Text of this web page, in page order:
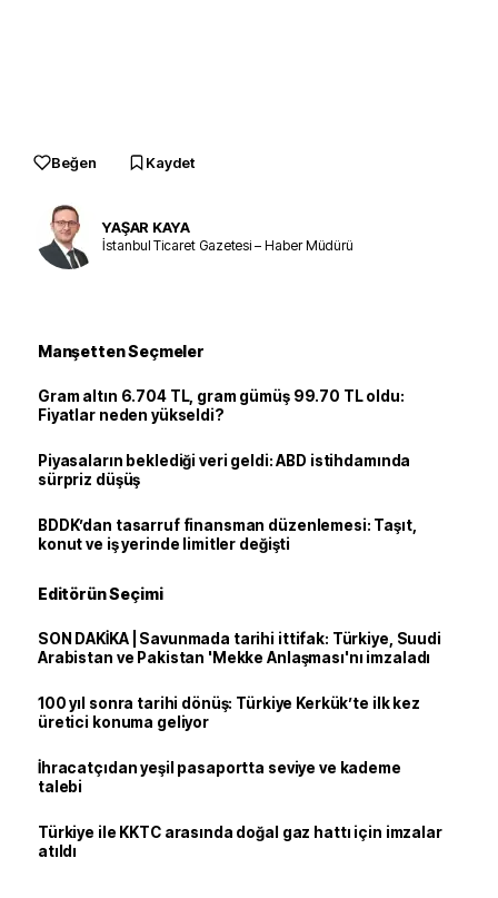
Beğen Kaydet
YAŞAR KAYA
İstanbul Ticaret Gazetesi – Haber Müdürü
Manşetten Seçmeler
Gram altın 6.704 TL, gram gümüş 99.70 TL oldu:
Fiyatlar neden yükseldi?
Piyasaların beklediği veri geldi: ABD istihdamında
sürpriz düşüş
BDDK’dan tasarruf finansman düzenlemesi: Taşıt,
konut ve iş yerinde limitler değişti
Editörün Seçimi
SON DAKİKA | Savunmada tarihi ittifak: Türkiye, Suudi
Arabistan ve Pakistan 'Mekke Anlaşması'nı imzaladı
100 yıl sonra tarihi dönüş: Türkiye Kerkük’te ilk kez
üretici konuma geliyor
İhracatçıdan yeşil pasaportta seviye ve kademe
talebi
Türkiye ile KKTC arasında doğal gaz hattı için imzalar
atıldı